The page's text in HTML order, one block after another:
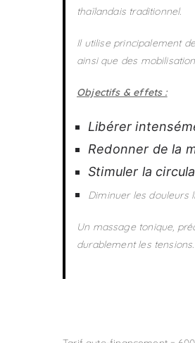
thaïlandais traditionnel.
Il utilise principalement
ainsi que des
Objectifs & effets :
Libérer
Redonner de la
Stimuler la
Diminuer les douleurs
Un massage tonique,
durablement les tensions.